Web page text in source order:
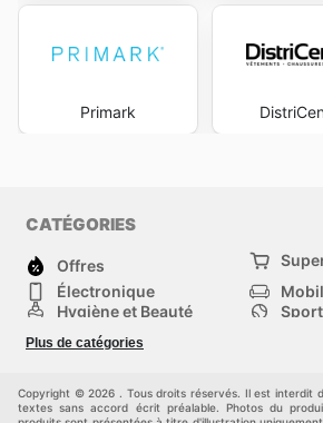
Primark
CATÉGORIES
Offres
Électronique
Hygiène et Beauté
Mode
Animalerie
maison
Plus de catégories
Copyright © 2026 . Tous droits réservés. Il est interdit
textes sans accord écrit préalable. Photos du